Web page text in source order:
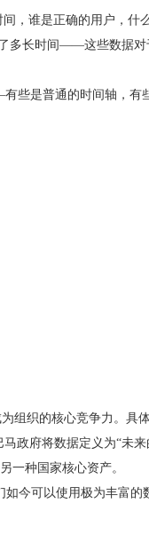
，谁是正确的用户，什
多长时间——这些数据
些是普通的时间轴，有
组织的核心竞争力。具
政府将数据定义为“未
一种国家核心资产。
今可以使用极为丰富